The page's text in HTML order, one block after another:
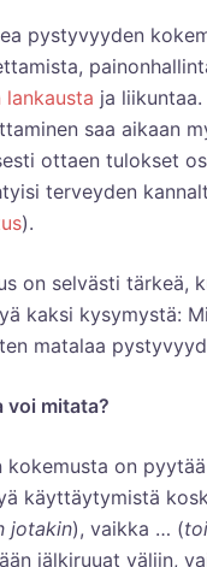
pystyvyyden
lankausta ja
saa aikaan
ottaen tulokset
terveyden
).
on selvästi tärkeä,
kaksi kysymystä:
matalaa
voi mitata?
on
käyttäytymistä
jotakin), vaikka … (
jälkiruuat väliin,